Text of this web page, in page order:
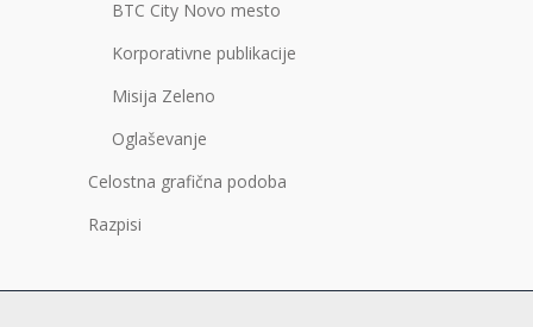
BTC City Novo mesto
Korporativne publikacije
Misija Zeleno
Oglaševanje
Celostna grafična podoba
Razpisi